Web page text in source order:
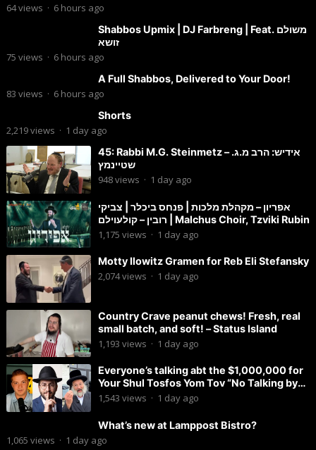
64views · 6 hours ago
Shabbos Upmix | DJ Farbreng | Feat. משולם
זושא
75 views · 6 hours ago
A Full Shabbos, Delivered to Your Door!
83 views · 6 hours ago
Shorts
2,219views · 1 day ago
45: Rabbi M.G. Steinmetz – אידיש: הרב מ.ג.
שטיינמץ
948views · 1 day ago
אפריון – מקהלת מלכות | פנחס ביכלר | צביקי
רובין – קולעוילם | Malchus Choir, Tzviki Rubin
1,175 views · 1 day ago
Motty Ilowitz Gramen for Reb Eli Stefansky
2,074views · 1 day ago
Country Crave peanut chews! Fresh, real
small batch, and soft! – Status Island
1,193 views · 1 day ago
Everyone’s talking abt the $1,000,000 for
Your Shul Tosfos Yom Tov “No Talking by
Davening” movement
1,543 views · 1 day ago
What’s new at Lamppost Bistro?
1,065 views · 1 day ago